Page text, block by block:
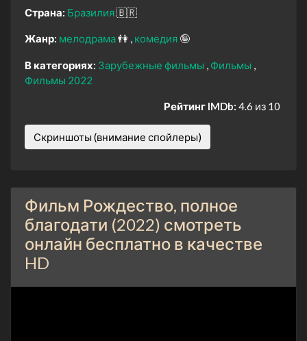
Страна: Бразилия🇧🇷
Жанр: мелодрама👫 комедия 🤪
В категориях: Зарубежные фильмы
Фильмы
Фильмы 2022
Рейтинг IMDb: 4.6 из 10
Скриншоты (внимание спойлеры)
Фильм Рождество, полное
благодати (2022) смотреть
онлайн бесплатно в качестве
HD